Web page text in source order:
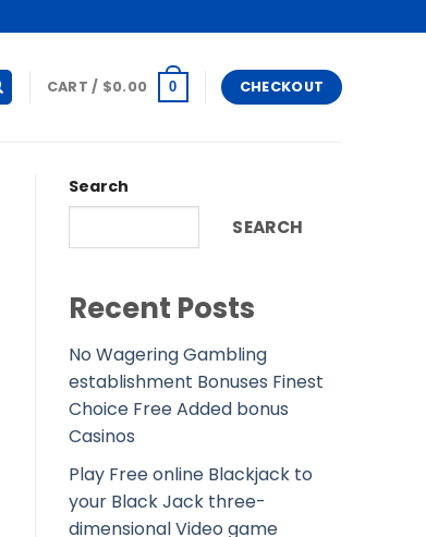
CART / $0.00 0 CHECKOUT
Search
SEARCH
Recent Posts
No Wagering Gambling
establishment Bonuses Finest
Choice Free Added bonus
Casinos
Play Free online Blackjack to
your Black Jack three-
dimensional Video game